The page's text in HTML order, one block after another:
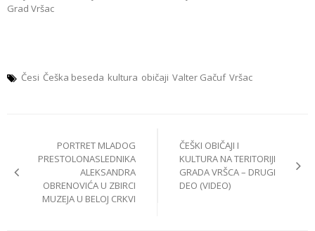
Grad Vršac
Česi Češka beseda kultura običaji Valter Gačuf Vršac
navigation
PORTRET MLADOG
PRESTOLONASLEDNIKA
ALEKSANDRA
OBRENOVIĆA U ZBIRCI
MUZEJA U BELOJ CRKVI
ČEŠKI OBIČAJI I
KULTURA NA TERITORIJI
GRADA VRŠCA – DRUGI
DEO (VIDEO)